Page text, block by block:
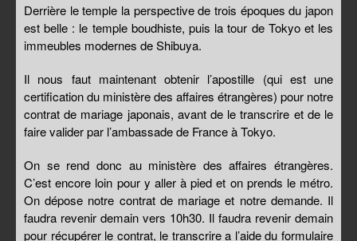
Derrière le temple la perspective de trois époques du japon
est belle : le temple boudhiste, puis la tour de Tokyo et les
immeubles modernes de Shibuya.
Il nous faut maintenant obtenir l’apostille (qui est une
certification du ministère des affaires étrangères) pour notre
contrat de mariage japonais, avant de le transcrire et de le
faire valider par l’ambassade de France à Tokyo.
On se rend donc au ministère des affaires étrangères.
C’est encore loin pour y aller à pied et on prends le métro.
On dépose notre contrat de mariage et notre demande. Il
faudra revenir demain vers 10h30. Il faudra revenir demain
pour récupérer le contrat, le transcrire a l’aide du formulaire